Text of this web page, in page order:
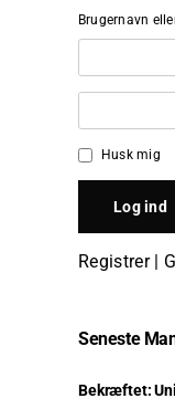
Brugernavn
Husk mig
Registrer|
Seneste
Bekræftet: